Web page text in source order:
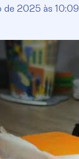
de 2025 às 10:09